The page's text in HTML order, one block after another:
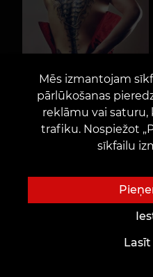
Mēs izmantojam
pārlūkošanas
reklāmu vai saturu,
trafiku. Nospiežot
sīkfailu